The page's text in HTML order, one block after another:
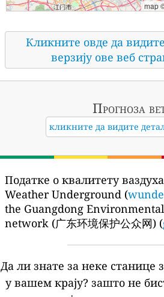
map
Кликните овде да
верзију ове веб
Прогноза
кликните да видите
Податке о квалитету ваздуха
Weather Underground (
the Guangdong
network (广东环境保护公众网) (
Да ли знате за неке станице
у вашем крају? зашто не